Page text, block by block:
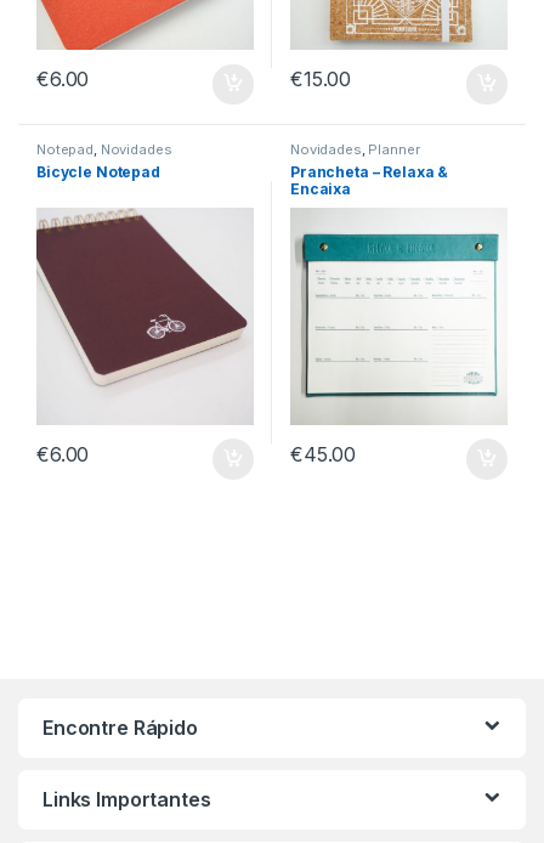
€6.00 €15.00
Notepad, Novidades
Bicycle Notepad
€6.00
Novidades, Planner
Prancheta – Relaxa &
Encaixa
€45.00
Encontre Rápido
Links Importantes